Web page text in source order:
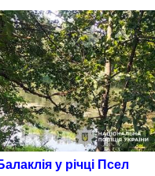
у річці Псел